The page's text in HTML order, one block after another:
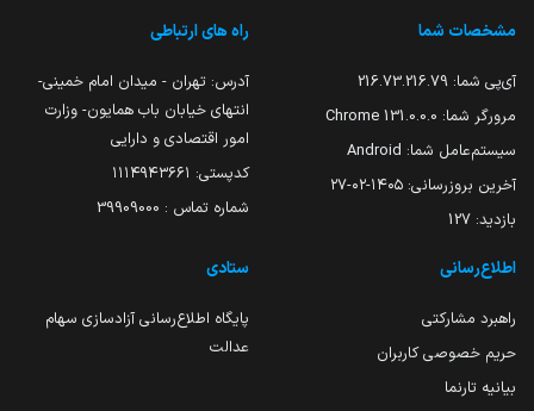
مشخصات شما
آی‌پی شما: 216.73.216.79
مرورگر شما: 131.0.0.0 Chrome
سیستم‌عامل شما: Android
آخرین بروزرسانی: ۱۴۰۵-۰۲-۲۷
بازدید: 127
راه های ارتباطی
آدرس: تهران - میدان امام خمینی-
انتهای خیابان باب همایون- وزارت
امور اقتصادی و دارایی
کدپستی: ۱۱۱۴۹۴۳۶۶۱
شماره تماس : 39909000
اطلاع‌رسانی
راهبرد مشارکتی
حریم خصوصی کاربران
بیانیه تارنما
ستادی
پایگاه اطلاع‌رسانی آزادسازی سهام
عدالت